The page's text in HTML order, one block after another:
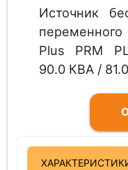
Источник
Plus PRM
90.0 КВА /